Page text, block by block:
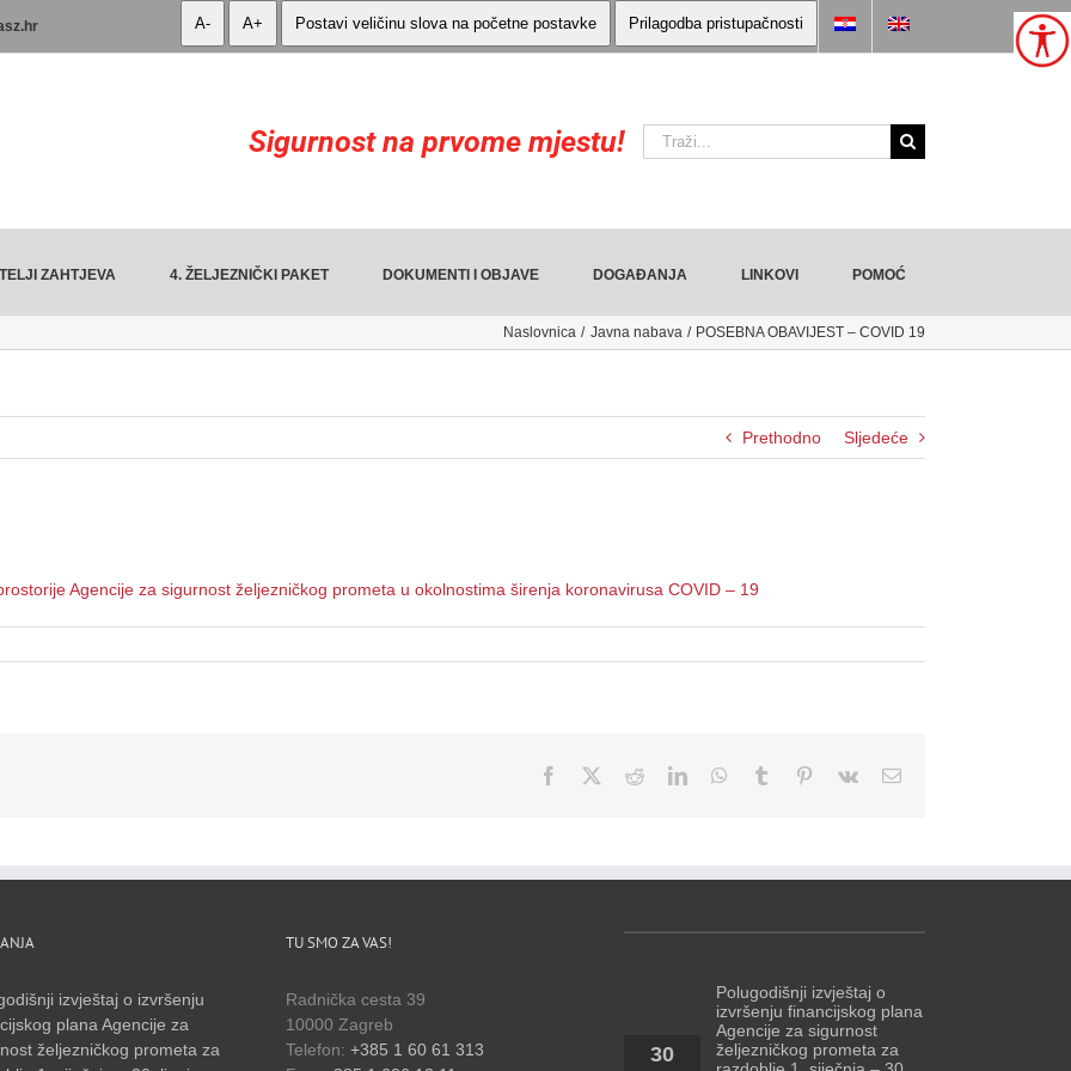
A- A+ Postavi veličinu slova na početne postavke Prilagodba pristupačnosti
Sigurnost na prvome mjestu! Traži:
ZAHTJEVA 4. ŽELJEZNIČKI PAKET DOKUMENTI I OBJAVE DOGAĐANJA LINKOVI POMOĆ
Naslovnica Javna nabava POSEBNA OBAVIJEST – COVID 19
Prethodno Sljedeće
Agencije za sigurnost željezničkog prometa u okolnostima širenja koronavirusa COVID – 19
Facebook RedditLinkedInWhatsApp
Tumblr Pinterest
Vk Email
izvještaj o izvršenju
plana Agencije za
željezničkog prometa za
TU SMO ZA VAS!
Radnička cesta 39
10000 Zagreb
Telefon: +385 1 60 61 313
30
Polugodišnji izvještaj o
izvršenju financijskog plana
Agencije za sigurnost
željezničkog prometa za